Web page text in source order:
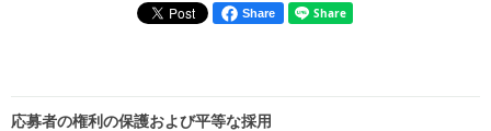
Share
応募者の権利の保護および平等な採用